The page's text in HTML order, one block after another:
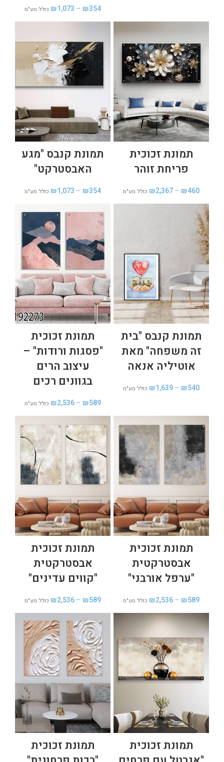
₪354
–
₪1,073 כולל מע"מ
תמונת זכוכית
פריחת זוהר
₪460
–
₪2,367 כולל מע"מ
תמונת קנבס "מגע
האבסטרקט"
₪354
–
₪1,073 כולל מע"מ
תמונת קנבס "בית
זה משפחה" מאת
אוטיליה אנאה
₪540
–
₪1,639 כולל מע"מ
תמונת זכוכית
"פסגות ורודות" –
עיצוב הרים
בגוונים רכים
₪589
–
₪2,536 כולל מע"מ
תמונת זכוכית
אבסטרקטית
"ערפל אורבני"
₪589
–
₪2,536 כולל מע"מ
תמונת זכוכית
אבסטרקטית
"קווים עדינים"
₪589
–
₪2,536 כולל מע"מ
תמונת זכוכית
תמונת זכוכית